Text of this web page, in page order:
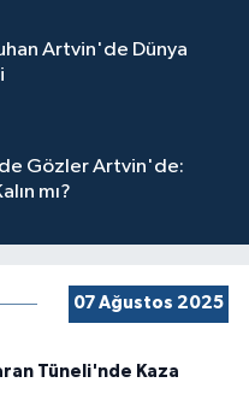
Artvin'de Dünya
Gözler Artvin'de:
mı?
07 Ağustos 2025
Tüneli'nde Kaza